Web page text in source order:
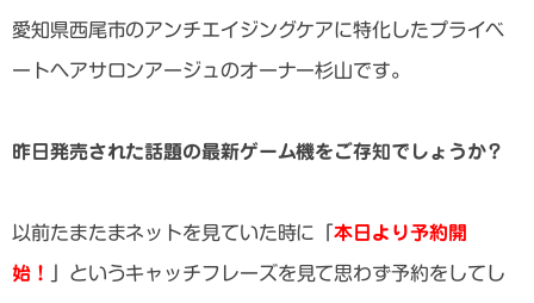
愛知県西尾市のアンチエイジングケアに特化したプライベ
ートヘアサロンアージュのオーナー杉山です。
昨日発売された話題の最新ゲーム機をご存知でしょうか？
以前たまたまネットを見ていた時に「本日より予約開
始！ 」というキャッチフレーズを見て思わず予約をしてし